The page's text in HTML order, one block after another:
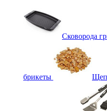
Сковорода
брикеты